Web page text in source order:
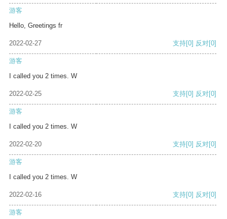
游客
Hello, Greetings fr
2022-02-27 支持[0] 反对[0]
游客
I called you 2 times. W
2022-02-25 支持[0] 反对[0]
游客
I called you 2 times. W
2022-02-20 支持[0] 反对[0]
游客
I called you 2 times. W
2022-02-16 支持[0] 反对[0]
游客